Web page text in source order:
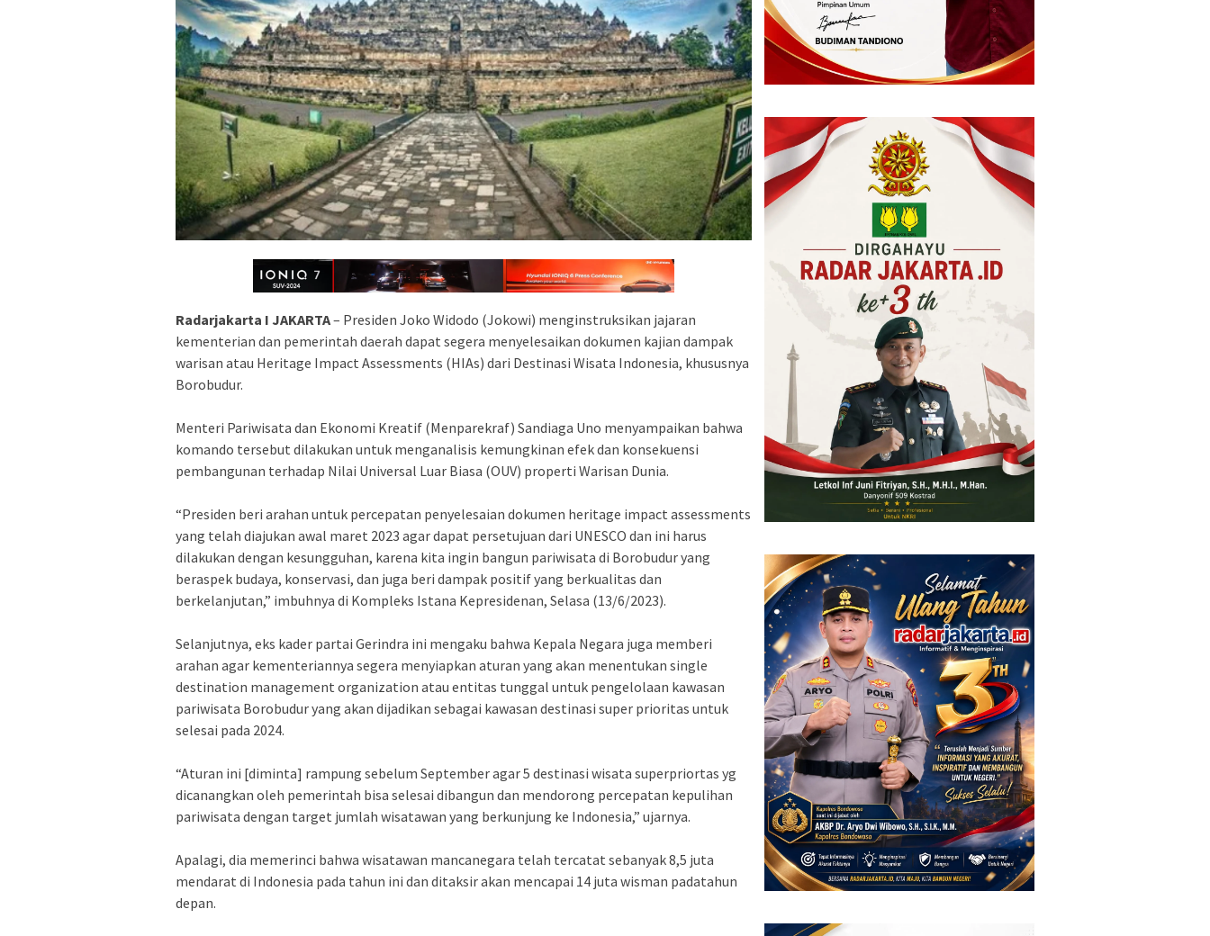
Radarjakarta I JAKARTA– Presiden Joko Widodo (Jokowi) menginstruksikan jajaran
kementerian dan pemerintah daerah dapat segera menyelesaikan dokumen kajian dampak
warisan atau Heritage Impact Assessments (HIAs) dari Destinasi Wisata Indonesia, khususnya
Borobudur.
Menteri Pariwisata dan Ekonomi Kreatif (Menparekraf) Sandiaga Uno menyampaikan bahwa
komando tersebut dilakukan untuk menganalisis kemungkinan efek dan konsekuensi
pembangunan terhadap Nilai Universal Luar Biasa (OUV) properti Warisan Dunia.
“Presiden beri arahan untuk percepatan penyelesaian dokumen heritage impact assessments
yang telah diajukan awal maret 2023 agar dapat persetujuan dari UNESCO dan ini harus
dilakukan dengan kesungguhan, karena kita ingin bangun pariwisata di Borobudur yang
beraspek budaya, konservasi, dan juga beri dampak positif yang berkualitas dan
berkelanjutan,” imbuhnya di Kompleks Istana Kepresidenan, Selasa (13/6/2023).
Selanjutnya, eks kader partai Gerindra ini mengaku bahwa Kepala Negara juga memberi
arahan agar kementeriannya segera menyiapkan aturan yang akan menentukan single
destination management organization atau entitas tunggal untuk pengelolaan kawasan
pariwisata Borobudur yang akan dijadikan sebagai kawasan destinasi super prioritas untuk
selesai pada 2024.
“Aturan ini [diminta] rampung sebelum September agar 5 destinasi wisata superpriortas yg
dicanangkan oleh pemerintah bisa selesai dibangun dan mendorong percepatan kepulihan
pariwisata dengan target jumlah wisatawan yang berkunjung ke Indonesia,” ujarnya.
Apalagi, dia memerinci bahwa wisatawan mancanegara telah tercatat sebanyak 8,5 juta
mendarat di Indonesia pada tahun ini dan ditaksir akan mencapai 14 juta wisman padatahun
depan.